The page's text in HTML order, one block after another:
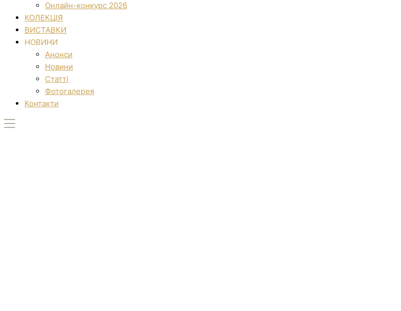
Онлайн-конкурс 2026
КОЛЕКЦІЯ
ВИСТАВКИ
НОВИНИ
Анонси
Новини
Статті
Фотогалерея
Контакти